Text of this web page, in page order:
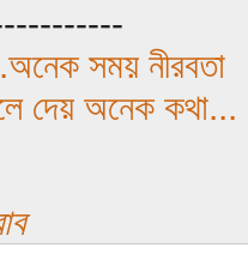
সময় নীরবতা
দেয় অনেক কথা...